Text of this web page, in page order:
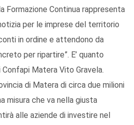
Formazione Continua rappresenta
per le imprese del territorio
in ordine e attendono da
per ripartire”. E’ quanto
Matera Vito Gravela.
di Matera di circa due milioni
misura che va nella giusta
alle aziende di investire nel